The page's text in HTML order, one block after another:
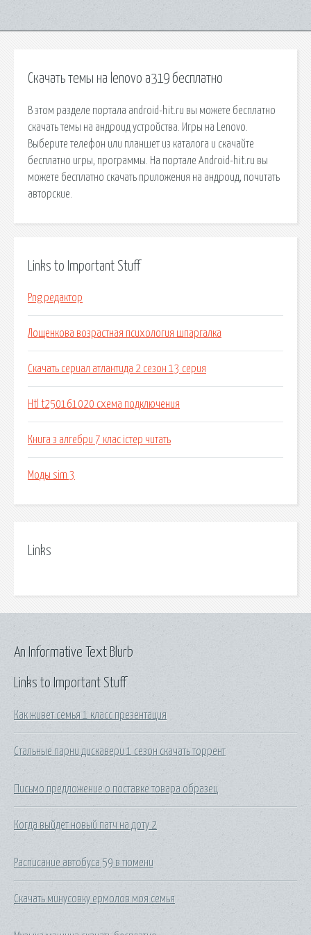
Скачать темы на lenovo a319 бесплатно
В этом разделе портала android-hit.ru вы можете бесплатно
скачать темы на андроид устройства. Игры на Lenovo.
Выберите телефон или планшет из каталога и скачайте
бесплатно игры, программы. На портале Android-hit.ru вы
можете бесплатно скачать приложения на андроид, почитать
авторские.
Links to Important Stuff
Png редактор
Лощенкова возрастная психология шпаргалка
Скачать сериал атлантида 2 сезон 13 серия
Htl t250161020 схема подключения
Книга з алгебри 7 клас істер читать
Моды sim 3
Links
Links to Important Stuff
Как живет семья 1 класс презентация
Стальные парни дискавери 1 сезон скачать торрент
Письмо предложение о поставке товара образец
Когда выйдет новый патч на доту 2
Расписание автобуса 59 в тюмени
Скачать минусовку ермолов моя семья
An Informative Text Blurb